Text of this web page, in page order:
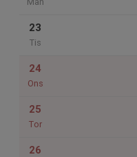
23
Tis
24
Ons
25
Tor
26